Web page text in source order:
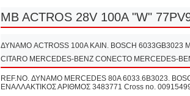
MB ACTROS 28V 100A "W"
ΔΥΝΑΜΟ ACTROSS 100A ΚΑΙΝ. BOSCH 6033GB3023
CITARO MERCEDES-BENZ CONECTO MERCEDES-
REF.NO. ΔΥΝΑΜΟ MERCEDES 80A 6033.6Β3023.
ΕΝΑΛΛΑΚΤΙΚΟΣ ΑΡΙΘΜΟΣ 3483771 Cross no.